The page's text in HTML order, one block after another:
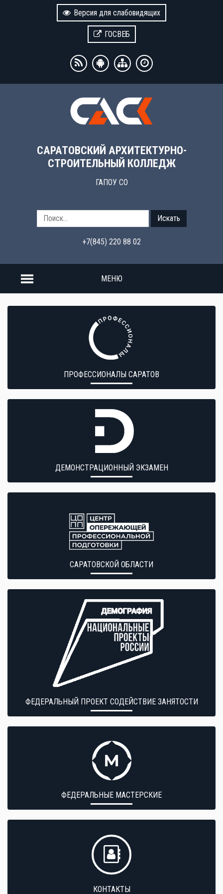
Версия для слабовидящих
ГОСВЕБ
САРАТОВСКИЙ АРХИТЕКТУРНО-
СТРОИТЕЛЬНЫЙ КОЛЛЕДЖ
ГАПОУ СО
Искать
+7(845) 220 88 02
МЕНЮ
ПРОФЕССИОНАЛЫ САРАТОВ
ДЕМОНСТРАЦИОННЫЙ ЭКЗАМЕН
САРАТОВСКОЙ ОБЛАСТИ
ФЕДЕРАЛЬНЫЙ ПРОЕКТ СОДЕЙСТВИЕ ЗАНЯТОСТИ
ФЕДЕРАЛЬНЫЕ МАСТЕРСКИЕ
КОНТАКТЫ